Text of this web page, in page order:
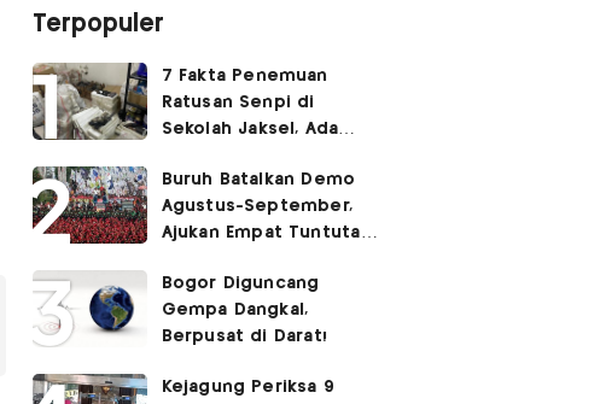
Terpopuler
7 Fakta Penemuan
Ratusan Senpi di
Sekolah Jaksel, Ada
Ruang Bunker
Buruh Batalkan Demo
Agustus-September,
Ajukan Empat Tuntutan
Bogor Diguncang
Gempa Dangkal,
Berpusat di Darat!
Kejagung Periksa 9